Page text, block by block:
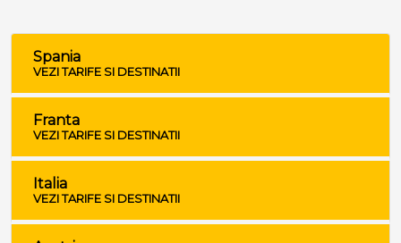
Spania
VEZI TARIFE SI DESTINATII
Franta
VEZI TARIFE SI DESTINATII
Italia
VEZI TARIFE SI DESTINATII